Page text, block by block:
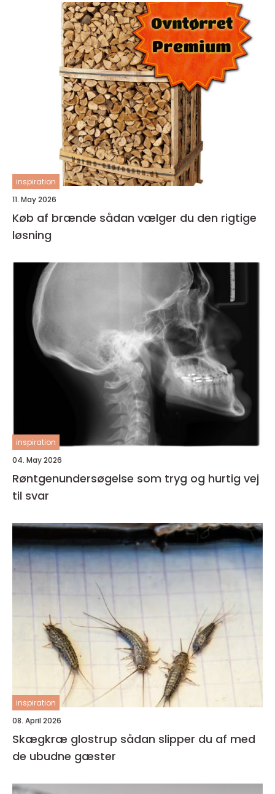
inspiration
11. May 2026
Køb af brænde sådan vælger du den rigtige
løsning
inspiration
04. May 2026
Røntgenundersøgelse som tryg og hurtig vej
til svar
inspiration
08. April 2026
Skægkræ glostrup sådan slipper du af med
de ubudne gæster